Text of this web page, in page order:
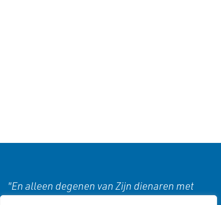
"En alleen degenen van Zijn dienaren met